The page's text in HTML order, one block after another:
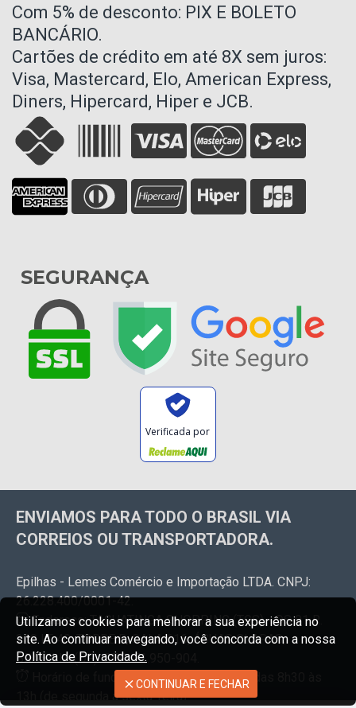
Com 5% de desconto: PIX E BOLETO
BANCÁRIO.
Cartões de crédito em até 8X sem juros:
Visa, Mastercard, Elo, American Express,
Diners, Hipercard, Hiper e JCB.
SEGURANÇA
Verificada por
ENVIAMOS PARA TODO O BRASIL VIA
CORREIOS OU TRANSPORTADORA.
Epilhas - Lemes Comércio e Importação LTDA. CNPJ:
26.228.400/0001-42.
Endereço: TAGUATINGA SHOPPING (TGS) - QS 01 R.
210 LT 40, TORRE B, SALA 616, ÁGUAS CLARAS,
BRASILIA (DF). CEP: 71.950-904.
Horário de funcionamento da loja física: das 8h30 às
13h (de segunda a sexta-feira).
CONTINUAR E FECHAR
Utilizamos cookies para melhorar a sua experiência no
site. Ao continuar navegando, você concorda com a nossa
Política de Privacidade.